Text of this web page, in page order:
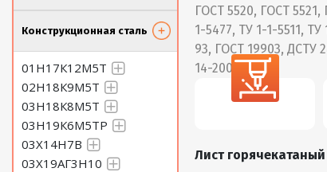
Конструкционная сталь
01Н17К12М5Т
02Н18К9М5Т
03Н18К8М5Т
03Н19К6М5ТР
03Х14Н7В
03Х19АГ3Н10
ГОСТ 5520, ГОСТ
1-5477, ТУ 1-1-5511,
93, ГОСТ 19903, ДСТУ
14-2004
Резка
Лист горячекатаный